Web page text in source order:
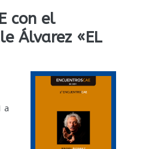
con el
Álvarez «EL
a